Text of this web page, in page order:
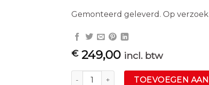
Gemonteerd geleverd. Op
€ 249,00 incl. btw
Hanglamp Twist zwart 60 cm aantal
TOEVOEGEN